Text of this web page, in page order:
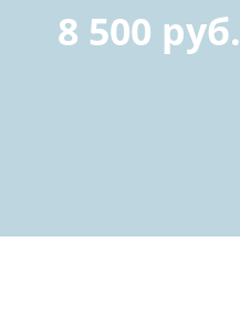
8 500 руб.